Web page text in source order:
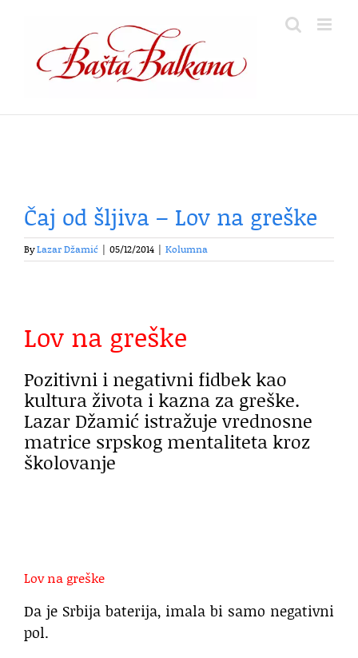
content
Čaj od šljiva – Lov na greške
ByLazar Džamić 05/12/2014 Kolumna
Lov na greške
Pozitivni i negativni fidbek kao
kultura života i kazna za greške.
Lazar Džamić istražuje vrednosne
matrice srpskog mentaliteta kroz
školovanje
Lov na greške
Da je Srbija baterija, imala bi samo negativni
pol.